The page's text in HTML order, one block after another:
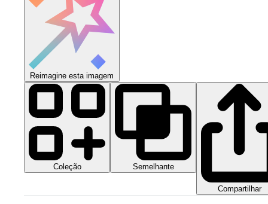
Reimagine esta imagem
Coleção Semelhante
Compartilhar